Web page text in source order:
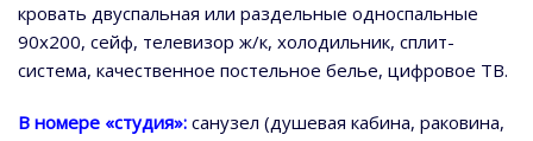
кровать двуспальная или раздельные односпальные
90х200, сейф, телевизор ж/к, холодильник, сплит-
система, качественное постельное белье, цифровое ТВ.
В номере «студия»: санузел (душевая кабина, раковина,